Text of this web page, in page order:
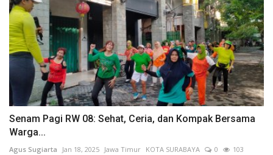
Senam Pagi RW 08: Sehat, Ceria, dan Kompak Bersama
Warga...
Agus Sugiarta Jan 18, 2025 Jawa Timur KOTA SURABAYA 0
103